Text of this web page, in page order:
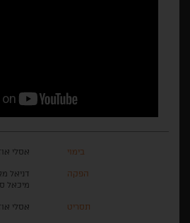
בימוי אסלי
הפקה
דניאל
מיכאל
תסריט אסלי